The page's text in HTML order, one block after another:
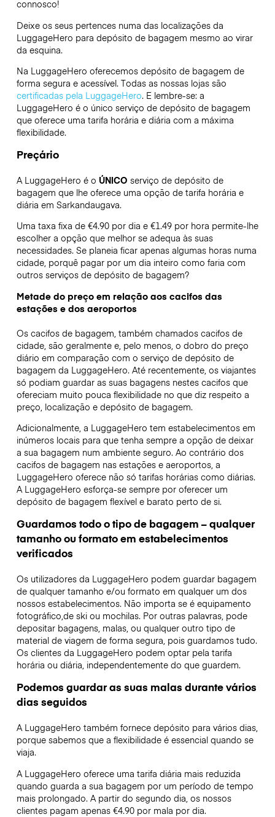
connosco!
Deixe os seus pertences numa das localizações da
LuggageHero para depósito de bagagem mesmo ao virar
da esquina.
Na LuggageHero oferecemos depósito de bagagem de
forma segura e acessível. Todas as nossas lojas são
certificadas pela LuggageHero. E lembre-se: a
LuggageHero é o único serviço de depósito de bagagem
que oferece uma tarifa horária e diária com a máxima
flexibilidade.
Preçário
A LuggageHero é o ÚNICO serviço de depósito de
bagagem que lhe oferece uma opção de tarifa horária e
diária em Sarkandaugava.
Uma taxa fixa de €4.90 por dia e €1.49 por hora permite-lhe
escolher a opção que melhor se adequa às suas
necessidades. Se planeia ficar apenas algumas horas numa
cidade, porquê pagar por um dia inteiro como faria com
outros serviços de depósito de bagagem?
Metade do preço em relação aos cacifos das
estações e dos aeroportos
Os cacifos de bagagem, também chamados cacifos de
cidade, são geralmente e, pelo menos, o dobro do preço
diário em comparação com o serviço de depósito de
bagagem da LuggageHero. Até recentemente, os viajantes
só podiam guardar as suas bagagens nestes cacifos que
ofereciam muito pouca flexibilidade no que diz respeito a
preço, localização e depósito de bagagem.
Adicionalmente, a LuggageHero tem estabelecimentos em
inúmeros locais para que tenha sempre a opção de deixar
a sua bagagem num ambiente seguro. Ao contrário dos
cacifos de bagagem nas estações e aeroportos, a
LuggageHero oferece não só tarifas horárias como diárias.
A LuggageHero esforça-se sempre por oferecer um
depósito de bagagem flexível e barato perto de si.
Guardamos todo o tipo de bagagem – qualquer
tamanho ou formato em estabelecimentos
verificados
Os utilizadores da LuggageHero podem guardar bagagem
de qualquer tamanho e/ou formato em qualquer um dos
nossos estabelecimentos. Não importa se é equipamento
fotográfico,de ski ou mochilas. Por outras palavras, pode
depositar bagagens, malas, ou qualquer outro tipo de
material de viagem de forma segura, pois guardamos tudo.
Os clientes da LuggageHero podem optar pela tarifa
horária ou diária, independentemente do que guardem.
Podemos guardar as suas malas durante vários
dias seguidos
A LuggageHero também fornece depósito para vários dias,
porque sabemos que a flexibilidade é essencial quando se
viaja.
A LuggageHero oferece uma tarifa diária mais reduzida
quando guarda a sua bagagem por um período de tempo
mais prolongado. A partir do segundo dia, os nossos
clientes pagam apenas €4.90 por mala por dia.